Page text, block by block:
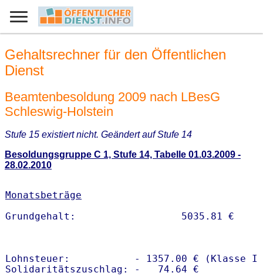
Gehaltsrechner für den Öffentlichen
Dienst
Beamtenbesoldung 2009 nach LBesG
Schleswig-Holstein
Stufe 15 existiert nicht. Geändert auf Stufe 14
Besoldungsgruppe C 1, Stufe 14, Tabelle 01.03.2009 -
28.02.2010
Monatsbeträge
Lohnsteuer:           - 1357.00 € (Klasse I)
Solidaritätszuschlag: -   74.64 €